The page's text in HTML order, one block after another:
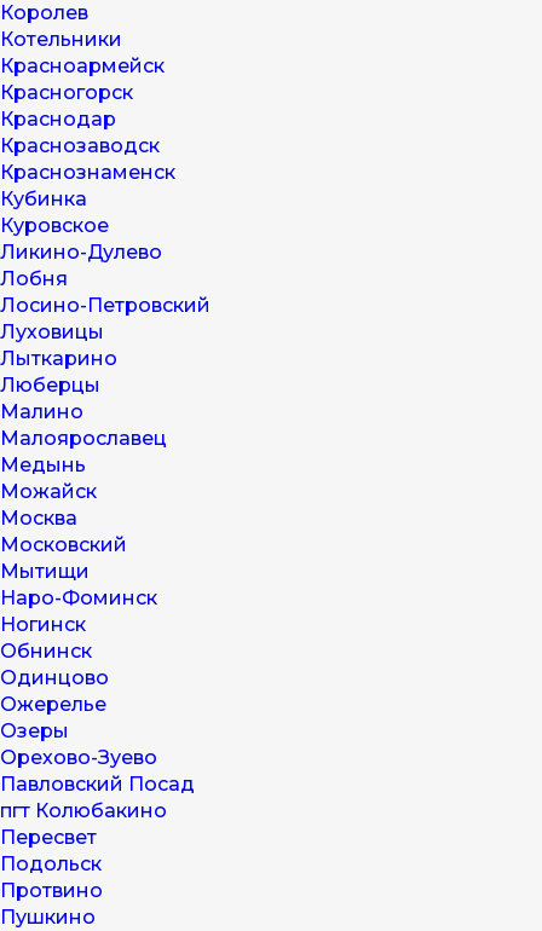
Королев
Котельники
Красноармейск
Красногорск
Краснодар
Краснозаводск
Краснознаменск
Кубинка
Куровское
Ликино-Дулево
Лобня
Лосино-Петровский
Луховицы
Лыткарино
Люберцы
Малино
Малоярославец
Медынь
Можайск
Москва
Московский
Мытищи
Наро-Фоминск
Ногинск
Обнинск
Одинцово
Ожерелье
Озеры
Орехово-Зуево
Павловский Посад
пгт Колюбакино
Пересвет
Подольск
Протвино
Пушкино